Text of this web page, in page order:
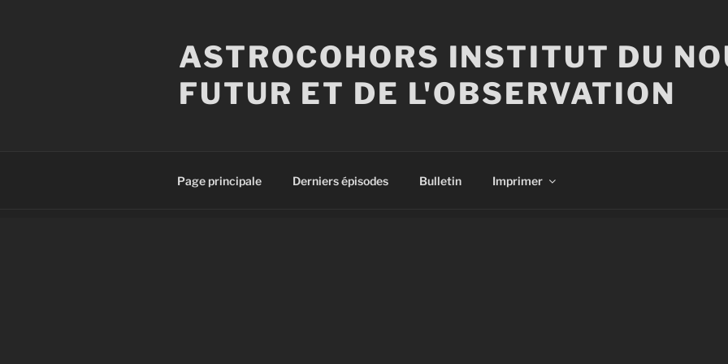
ASTROCOHORS INSTITUT DU
FUTUR ET DE L'OBSERVATION
Page principale Derniers épisodes Bulletin Imprimer